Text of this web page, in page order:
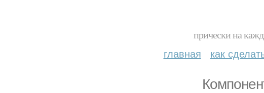
прически на
главная как